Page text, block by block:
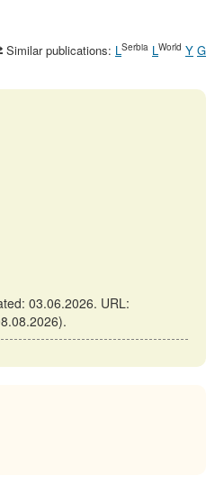
Similar publications: LSerbia LWorld Y G
03.06.2026. URL: